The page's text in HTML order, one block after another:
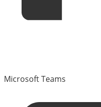
Microsoft Teams